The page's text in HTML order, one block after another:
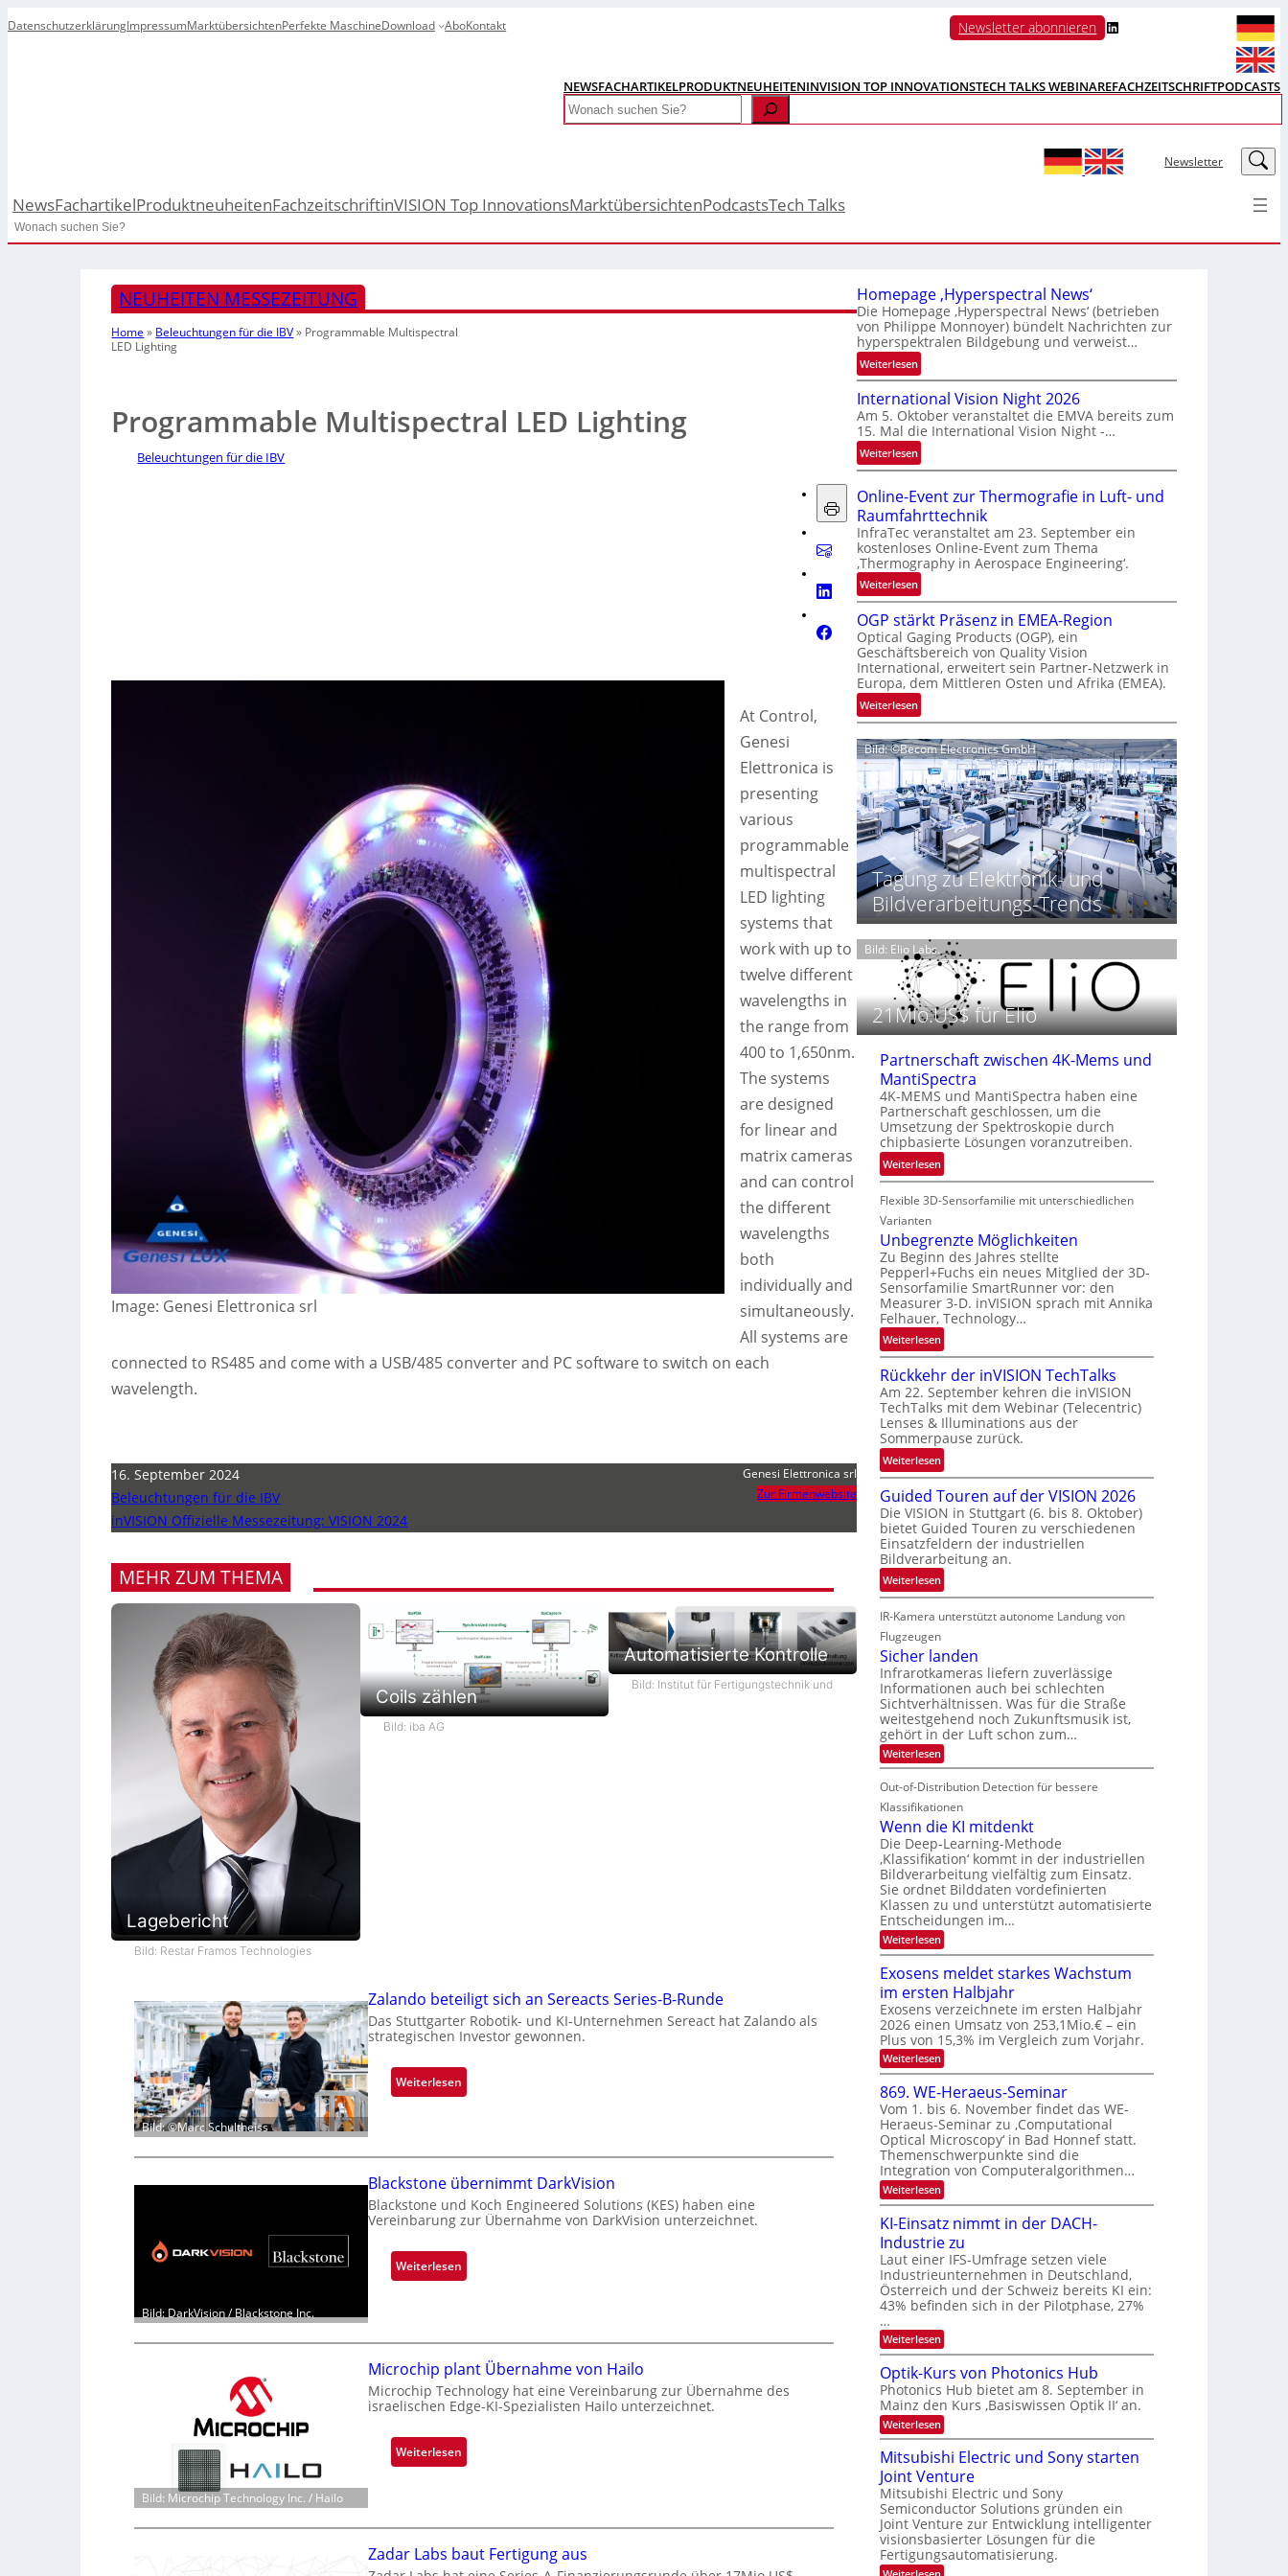
DatenschutzerklärungImpressumMarktübersichtenPerfekte MaschineDownload AboKontakt Newsletter abonnieren LinkedIn
NEWSFACHARTIKELPRODUKTNEUHEITENINVISION TOP INNOVATIONSTECH TALKS WEBINAREFACHZEITSCHRIFTPODCASTS
Search
Newsletter LinkedIn
NewsFachartikelProduktneuheitenFachzeitschriftinVISION Top InnovationsMarktübersichtenPodcastsTech Talks
Search
NEUHEITEN MESSEZEITUNG
Home » Beleuchtungen für die IBV» Programmable Multispectral
LED Lighting
Programmable Multispectral LED Lighting
Beleuchtungen für die IBV
Image: Genesi Elettronica srl
At Control,
Genesi
Elettronica is
presenting
various
programmable
multispectral
LED lighting
systems that
work with up to
twelve different
wavelengths in
the range from
400 to 1,650nm.
The systems
are designed
for linear and
matrix cameras
and can control
the different
wavelengths
both
individually and
simultaneously.
All systems are
connected to RS485 and come with a USB/485 converter and PC software to switch on each
wavelength.
16. September 2024
Beleuchtungen für die IBV
inVISION Offizielle Messezeitung: VISION 2024
Genesi Elettronica srl
Zur Firmenwebsite
MEHR ZUM THEMA
Lagebericht
Bild: Restar Framos Technologies
Coils zählen
Bild: iba AG
Automatisierte Kontrolle
Bild: Institut für Fertigungstechnik und
Bild: ©Marc Schultheiss
Zalando beteiligt sich an Sereacts Series-B-Runde
Das Stuttgarter Robotik- und KI-Unternehmen Sereact hat Zalando als
strategischen Investor gewonnen.
Weiterlesen:
Z
a
n
d
o
e
t
l
i
g
t
c
n
e
Bild: DarkVision / Blackstone Inc.
Blackstone übernimmt DarkVision
Blackstone und Koch Engineered Solutions (KES) haben eine
Vereinbarung zur Übernahme von DarkVision unterzeichnet.
Weiterlesen:
B
c
k
s
t
e
e
Bild: Microchip Technology Inc. / Hailo
Microchip plant Übernahme von Hailo
Microchip Technology hat eine Vereinbarung zur Übernahme des
israelischen Edge-KI-Spezialisten Hailo unterzeichnet.
Weiterlesen:
M
r
o
c
Zadar Labs baut Fertigung aus
Homepage ‚Hyperspectral News‘
Die Homepage ‚Hyperspectral News‘ (betrieben
von Philippe Monnoyer) bündelt Nachrichten zur
hyperspektralen Bildgebung und verweist…
Weiterlesen:
H
o
m
e
p
a
‚
H
y
e
r
s
p
e
c
t
r
a
l
N
e
w
s
‘
International Vision Night 2026
Am 5. Oktober veranstaltet die EMVA bereits zum
15. Mal die International Vision Night -…
Weiterlesen:
I
t
e
r
n
t
i
o
n
a
l
V
i
s
i
n
N
i
g
h
t
2
0
2
6
Online-Event zur Thermografie in Luft- und
Raumfahrttechnik
InfraTec veranstaltet am 23. September ein
kostenloses Online-Event zum Thema
‚Thermography in Aerospace Engineering‘.
Weiterlesen:
O
n
l
i
n
e
-
v
e
n
t
z
u
r
T
e
m
o
g
r
a
f
i
e
i
n
L
u
f
t
-
u
n
d
R
a
u
m
f
h
r
t
t
e
c
h
n
k
OGP stärkt Präsenz in EMEA-Region
Optical Gaging Products (OGP), ein
Geschäftsbereich von Quality Vision
International, erweitert sein Partner-Netzwerk in
Europa, dem Mittleren Osten und Afrika (EMEA).
Weiterlesen:
O
G
P
t
ä
r
k
t
P
r
ä
s
e
n
z
i
n
M
E
A
-
R
e
g
Bild: ©Becom Electronics GmbH
Tagung zu Elektronik- und
Bildverarbeitungs-Trends
Bild: Elio Labs.
21Mio.US$ für Elio
Partnerschaft zwischen 4K-Mems und
MantiSpectra
4K-MEMS und MantiSpectra haben eine
Partnerschaft geschlossen, um die
Umsetzung der Spektroskopie durch
chipbasierte Lösungen voranzutreiben.
Weiterlesen:
P
a
t
n
e
r
c
h
f
t
z
w
i
s
c
h
e
n
4
K
-
M
e
m
s
u
n
d
M
a
n
S
p
e
c
t
r
a
Flexible 3D-Sensorfamilie mit unterschiedlichen
Varianten
Unbegrenzte Möglichkeiten
Zu Beginn des Jahres stellte
Pepperl+Fuchs ein neues Mitglied der 3D-
Sensorfamilie SmartRunner vor: den
Measurer 3-D. inVISION sprach mit Annika
Felhauer, Technology…
Weiterlesen:
U
n
b
e
g
r
e
z
t
e
M
g
l
h
k
e
i
t
e
Rückkehr der inVISION TechTalks
Am 22. September kehren die inVISION
TechTalks mit dem Webinar (Telecentric)
Lenses & Illuminations aus der
Sommerpause zurück.
Weiterlesen:
R
ü
c
k
k
e
h
d
e
r
i
n
V
I
S
I
O
N
T
e
c
h
T
a
l
k
s
Guided Touren auf der VISION 2026
Die VISION in Stuttgart (6. bis 8. Oktober)
bietet Guided Touren zu verschiedenen
Einsatzfeldern der industriellen
Bildverarbeitung an.
Weiterlesen:
G
u
i
d
e
d
T
o
u
r
e
a
u
f
d
e
r
V
I
O
N
2
0
2
6
IR-Kamera unterstützt autonome Landung von
Flugzeugen
Sicher landen
Infrarotkameras liefern zuverlässige
Informationen auch bei schlechten
Sichtverhältnissen. Was für die Straße
weitestgehend noch Zukunftsmusik ist,
gehört in der Luft schon zum…
Weiterlesen:
S
c
h
r
l
a
n
d
e
n
Out-of-Distribution Detection für bessere
Klassifikationen
Wenn die KI mitdenkt
Die Deep-Learning-Methode
‚Klassifikation‘ kommt in der industriellen
Bildverarbeitung vielfältig zum Einsatz.
Sie ordnet Bilddaten vordefinierten
Klassen zu und unterstützt automatisierte
Entscheidungen im…
Weiterlesen:
W
n
n
d
e
K
I
m
i
t
d
e
n
k
t
Exosens meldet starkes Wachstum
im ersten Halbjahr
Exosens verzeichnete im ersten Halbjahr
2026 einen Umsatz von 253,1Mio.€ – ein
Plus von 15,3% im Vergleich zum Vorjahr.
Weiterlesen:
E
x
o
s
e
n
s
m
e
l
d
e
t
s
t
a
r
k
e
W
a
h
s
t
u
m
m
e
r
s
t
e
n
H
a
869. WE-Heraeus-Seminar
Vom 1. bis 6. November findet das WE-
Heraeus-Seminar zu ‚Computational
Optical Microscopy‘ in Bad Honnef statt.
Themenschwerpunkte sind die
Integration von Computeralgorithmen…
Weiterlesen:
8
9
.
W
E
-
H
e
a
e
s
-
S
e
m
i
n
a
r
KI-Einsatz nimmt in der DACH-
Industrie zu
Laut einer IFS-Umfrage setzen viele
Industrieunternehmen in Deutschland,
Österreich und der Schweiz bereits KI ein:
43% befinden sich in der Pilotphase, 27%
…
Weiterlesen:
K
-
E
i
n
s
t
z
n
i
m
m
t
i
n
Optik-Kurs von Photonics Hub
Photonics Hub bietet am 8. September in
Mainz den Kurs ‚Basiswissen Optik II‘ an.
Weiterlesen:
O
p
t
i
k
-
K
u
r
s
v
Mitsubishi Electric und Sony starten
Joint Venture
Mitsubishi Electric und Sony
Semiconductor Solutions gründen ein
Joint Venture zur Entwicklung intelligenter
visionsbasierter Lösungen für die
Fertigungsautomatisierung.
: